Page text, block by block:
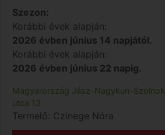
Szezon:
Korábbi évek alapján:
2026 évben június 14 napjától.
Korábbi évek alapján:
2026 évben június 22 napig.
Magyarország Jász-Nagykun-Szolnok
utca 13
Termelő: Czinege Nóra